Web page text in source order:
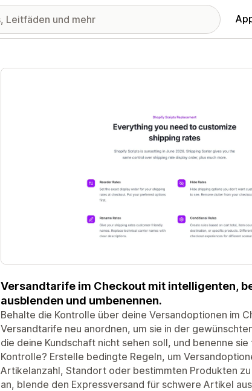
Vorgestellte Bildergalerie
Versandtarife im Checkout mit intelligenten,
ausblenden und umbenennen.
Behalte die Kontrolle über deine Versandoptionen im
Versandtarife neu anordnen, um sie in der
die deine Kundschaft nicht sehen soll, und benenne
Kontrolle? Erstelle bedingte Regeln, um
Artikelanzahl, Standort oder bestimmten Produkten
an, blende den Expressversand für schwere Artikel